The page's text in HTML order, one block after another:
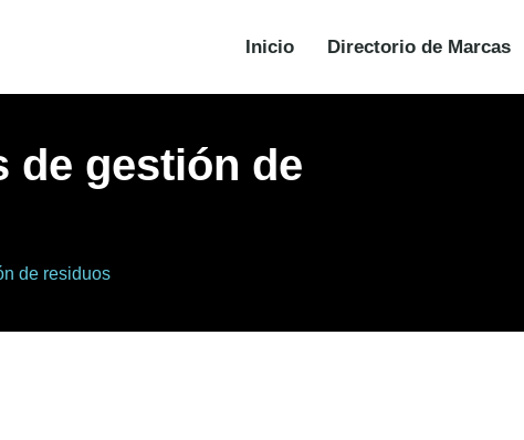
Inicio Directorio de Marcas
de gestión de
de residuos